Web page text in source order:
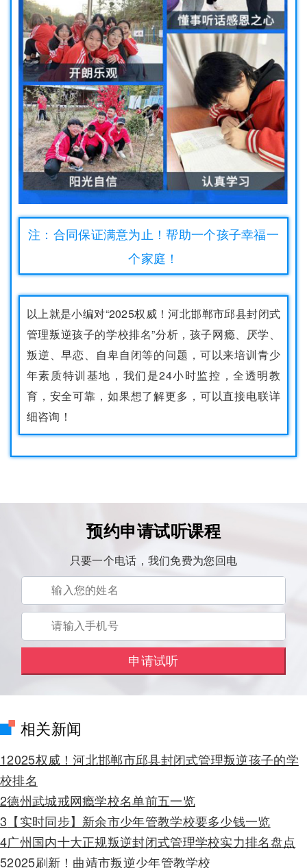
注：合同保证满意为止！帮助一个孩子幸福一
个家庭！
以上就是小编对“2025权威！河北邯郸市邱县封闭式
管理叛逆孩子的学校排名”分析，孩子网瘾、厌学、
叛逆、早恋、自卑自闭等的问题，可以来培训青少
年素质特训基地，我们是24小时监控，全透明教
育，安全可靠，如果想了解更多，可以直接电联详
细咨询！
预约申请试听课程
只要一个电话，我们免费为您回电
相关新闻
12025权威！河北邯郸市邱县封闭式管理叛逆孩子的学
校排名
2德州武城戒网瘾学校名单前五一览
3 【实时同步】新余市少年管教学校要多少钱一览
4广州国内十大正规叛逆封闭式管理学校实力排名盘点
52025刷新！曲靖市叛逆少年管教学校